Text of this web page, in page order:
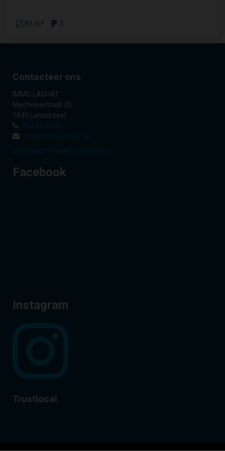
83 m² 3
Contacteer ons
IMMO LACHAT
Mechelsestraat 20
1840 Londerzeel
-
Facebook
Instagram
Trustlocal